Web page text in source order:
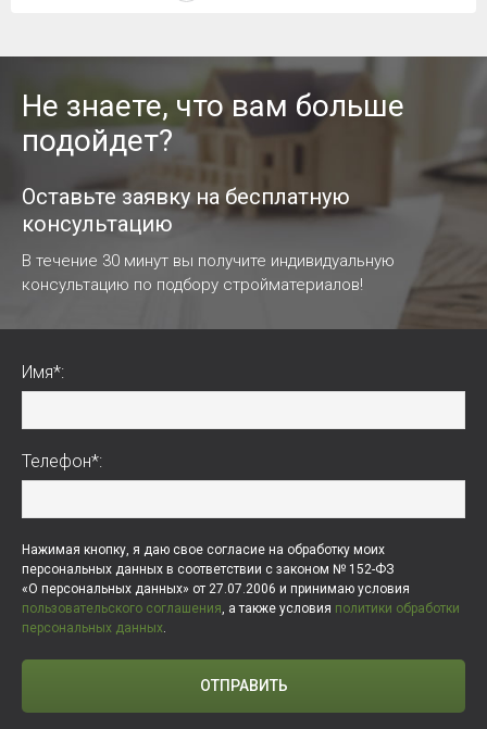
Не знаете, что вам больше
подойдет?
Оставьте заявку на бесплатную
консультацию
В течение 30 минут вы получите индивидуальную
консультацию по подбору стройматериалов!
Имя*:
Телефон*:
Нажимая кнопку, я даю свое согласие на обработку моих
персональных данных в соответствии с законом № 152-ФЗ
«О персональных данных» от 27.07.2006 и принимаю условия
пользовательского соглашения, а также условия политики обработки
персональных данных.
ОТПРАВИТЬ